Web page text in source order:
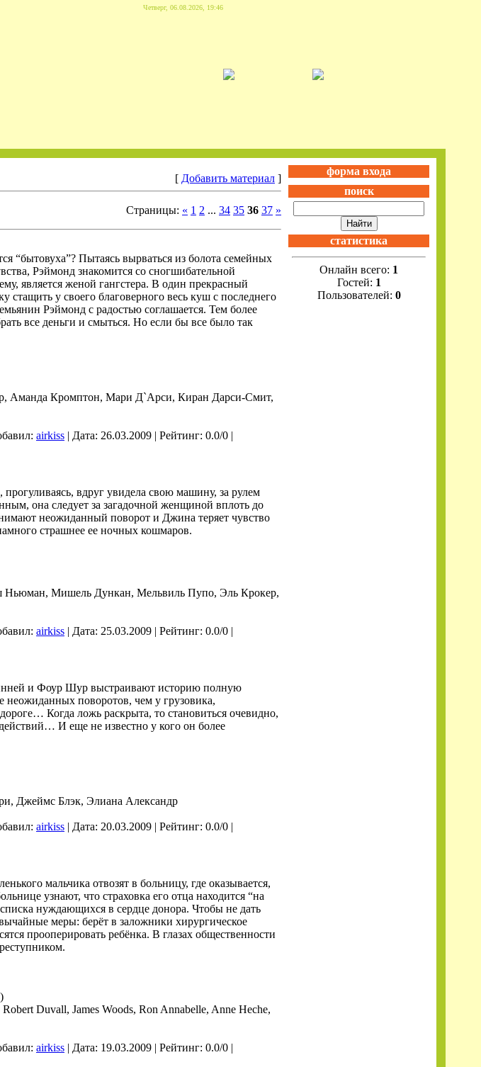
Четверг, 06.08.2026, 19:46
[ Добавить материал ]
Страницы: « 1 2 ... 34 35 36 37 »
“бытовуха”? Пытаясь вырваться из болота семейных
Рэймонд знакомится со сногшибательной
является женой гангстера. В один прекрасный
стащить у своего благоверного весь куш с последнего
Рэймонд с радостью соглашается. Тем более
все деньги и смыться. Но если бы все было так
Аманда Кромптон, Мари Д`Арси, Киран Дарси-Смит,
airkiss | Дата: 26.03.2009 | Рейтинг: 0.0/0 |
вдруг увидела свою машину, за рулем
она следует за загадочной женщиной вплоть до
неожиданный поворот и Джина теряет чувство
страшнее ее ночных кошмаров.
Мишель Дункан, Мельвиль Пупо, Эль Крокер,
airkiss | Дата: 25.03.2009 | Рейтинг: 0.0/0 |
и Фоур Шур выстраивают историю полную
поворотов, чем у грузовика,
Когда ложь раскрыта, то становиться очевидно,
И еще не известно у кого он более
Джеймс Блэк, Элиана Александр
airkiss | Дата: 20.03.2009 | Рейтинг: 0.0/0 |
мальчика отвозят в больницу, где оказывается,
узнают, что страховка его отца находится “на
нуждающихся в сердце донора. Чтобы не дать
меры: берёт в заложники хирургическое
прооперировать ребёнка. В глазах общественности
Duvall, James Woods, Ron Annabelle, Anne Heche,
airkiss | Дата: 19.03.2009 | Рейтинг: 0.0/0 |
форма входа
поиск
статистика
Онлайн всего: 1
Гостей: 1
Пользователей: 0